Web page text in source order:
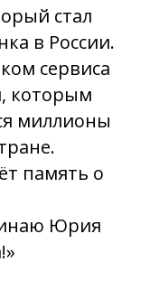
стал
в России.
сервиса
которым
миллионы
память о
Юрия